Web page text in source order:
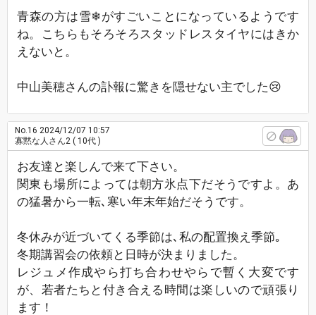
青森の方は雪❄がすごいことになっているようです
ね。こちらもそろそろスタッドレスタイヤにはきか
えないと。
中山美穂さんの訃報に驚きを隠せない主でした😢
No.16 2024/12/07 10:57
寡黙な人さん2 ( 10代 )
お友達と楽しんで来て下さい。
関東も場所によっては朝方氷点下だそうですよ。あ
の猛暑から一転､寒い年末年始だそうです。
冬休みが近づいてくる季節は､私の配置換え季節｡
冬期講習会の依頼と日時が決まりました。
レジュメ作成やら打ち合わせやらで暫く大変です
が、若者たちと付き合える時間は楽しいので頑張り
ます！